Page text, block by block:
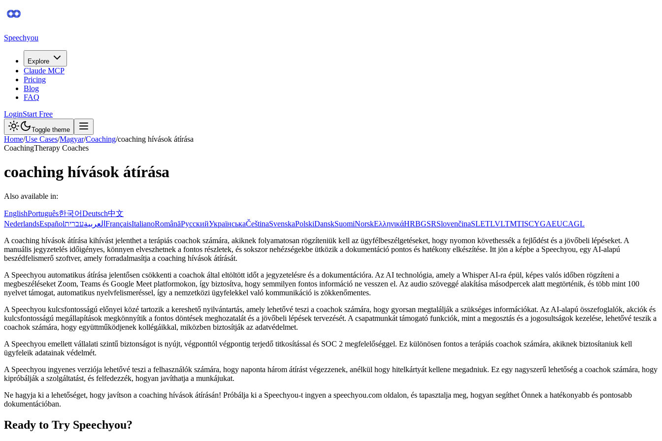
Speechyou
Explore
Claude MCP
Pricing
Blog
FAQ
LoginStart Free
Toggle theme
Home/Use Cases/Magyar/Coaching/coaching hívások átírása
CoachingTherapy Coaches
coaching hívások átírása
Also available in:
EnglishPortuguês한국어Deutsch中文
NederlandsEspañol العربيةעברית FrançaisItalianoRomânăРусскийУкраїнськаČeštinaSvenskaPolskiDanskSuomiNorskΕλληνικάHRBGSRSlovenčinaSLETLVLTMTISCYGAEUCAGL
A coaching hívások átírása kihívást jelenthet a terápiás coachok számára, akiknek folyamatosan rögzíteniük kell az ügyfélbeszélgetéseket, hogy nyomon követhessék a fejlődést és a jövőbeli lépéseket. A
manuális jegyzetelés időigényes, könnyen elveszhetnek a fontos részletek, és sokszor nehézségekbe ütközik a dokumentáció pontos és hatékony elkészítése. Itt jön a képbe a Speechyou, egy AI-alapú
beszédfelismerő szoftver, amely forradalmasítja a coaching hívások átírását.
A Speechyou automatikus átírása jelentősen csökkenti a coachok által eltöltött időt a jegyzetelésre és a dokumentációra. Az AI technológia, amely a Whisper AI-ra épül, képes valós időben rögzíteni a
megbeszéléseket Zoom, Teams és Google Meet platformokon, így biztosítva, hogy semmilyen fontos információ ne vesszen el. Az audio szöveggé alakítása másodpercek alatt megtörténik, és több mint 100
nyelvet támogat, automatikus nyelvfelismeréssel, így a nemzetközi ügyfelekkel való kommunikáció is zökkenőmentes.
A Speechyou kulcsfontosságú előnyei közé tartozik a kereshető nyilvántartás, amely lehetővé teszi a coachok számára, hogy gyorsan megtalálják a szükséges információkat. Az AI-alapú összefoglalók, akciók és
kulcsfontosságú megállapítások megkönnyítik a fontos döntések meghozatalát és a jövőbeli lépések tervezését. A csapatmunkát támogató funkciók, mint a megosztás és a jogosultságok kezelése, lehetővé teszik a
coachok számára, hogy együttműködjenek kollégáikkal, miközben biztosítják az adatvédelmet.
A Speechyou emellett vállalati szintű biztonságot is nyújt, végponttól végpontig terjedő titkosítással és SOC 2 megfelelőséggel. Ez különösen fontos a terápiás coachok számára, akiknek biztosítaniuk kell
ügyfeleik adatainak védelmét.
A Speechyou ingyenes verziója lehetővé teszi a felhasználók számára, hogy naponta három átírást végezzenek, anélkül hogy hitelkártyát kellene megadniuk. Ez egy nagyszerű lehetőség a coachok számára, hogy
kipróbálják a szolgáltatást, és felfedezzék, hogyan javíthatja a munkájukat.
Ne hagyja ki a lehetőséget, hogy javítson a coaching hívások átírásán! Próbálja ki a Speechyou-t ingyen a speechyou.com oldalon, és tapasztalja meg, hogyan segíthet Önnek a hatékonyabb és pontosabb
dokumentációban.
Ready to Try Speechyou?